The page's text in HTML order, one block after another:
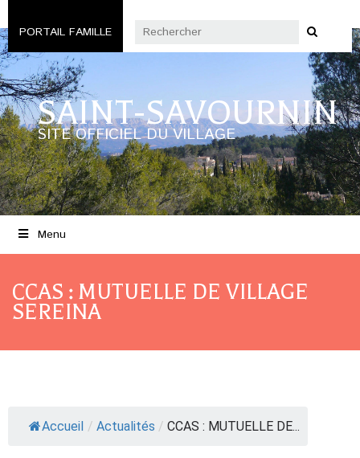
PORTAIL FAMILLE
SAINT-SAVOURNIN
SITE OFFICIEL DU VILLAGE
Menu
CCAS : MUTUELLE DE VILLAGE
SEREINA
Accueil / Actualités / CCAS : MUTUELLE DE...